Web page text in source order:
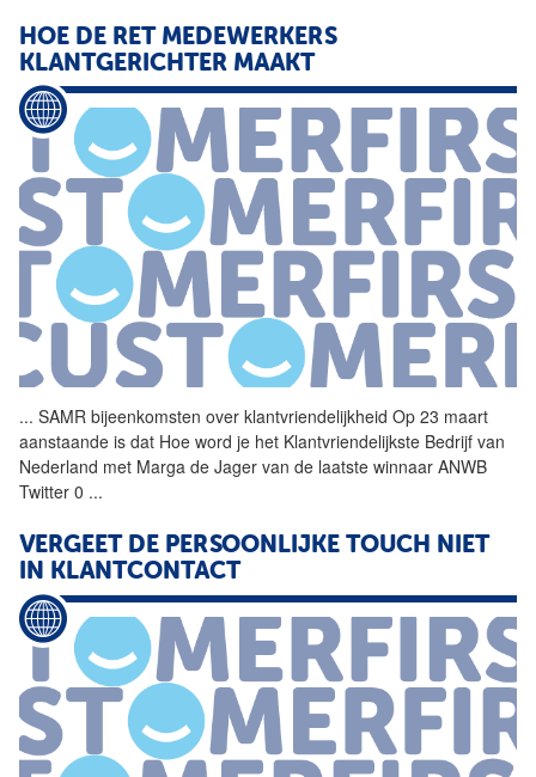
HOE DE RET MEDEWERKERS
KLANTGERICHTER MAAKT
... SAMR bijeenkomsten over klantvriendelijkheid Op 23 maart
aanstaande is dat Hoe word je het Klantvriendelijkste Bedrijf van
Nederland met Marga de Jager van de laatste winnaar ANWB
Twitter 0 ...
VERGEET DE PERSOONLIJKE TOUCH NIET
IN KLANTCONTACT